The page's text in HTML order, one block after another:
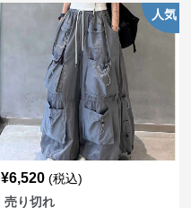
人気
¥6,520 (税込)
売り切れ